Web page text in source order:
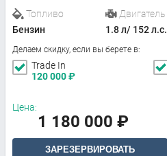
Топливо
Бензин
Двигатель
1.8 л/ 152 л.с.
Делаем скидку, если вы берете в:
Trade In
120 000₽
Цена:
1 180 000 ₽
ЗАРЕЗЕРВИРОВАТЬ